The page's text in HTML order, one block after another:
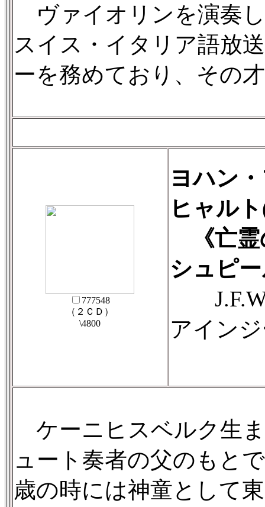
ヴァイオリンを演奏
スイス・イタリア語放
ーを務めており、その
777548
（２ＣＤ）
\4800
ヨハン
ヒャル
《亡霊
シュピ
J.F.W.
アイン
ケーニヒスベルク生
ュート奏者の父のもと
歳の時には神童として